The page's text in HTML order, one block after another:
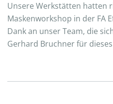
Unsere Werkstätten hatten
Maskenworkshop in der FA
Dank an unser Team, die
Gerhard Bruchner für